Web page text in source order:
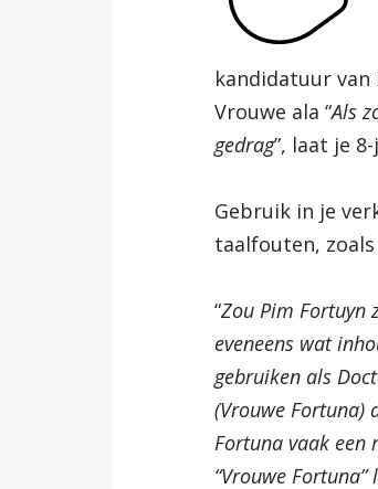
kandidatuur van
Vrouwe ala “Als
gedrag”, laat je
Gebruik in je
taalfouten,
“Zou Pim Fortuyn
eveneens wat
gebruiken als
(Vrouwe Fortuna)
Fortuna vaak een
“Vrouwe